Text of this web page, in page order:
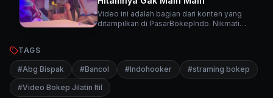
Video ini adalah bagian dari konten yang
ditampilkan di PasarBokepIndo. Nikmati
TAGS
#Abg Bispak #Bancol #Indohooker #straming bokep
#Video Bokep Jilatin Itil